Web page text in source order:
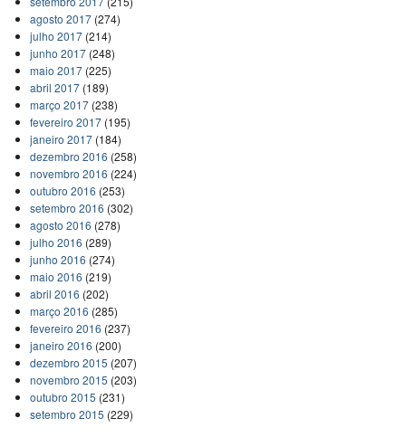
agosto 2017(274)
julho 2017(214)
junho 2017(248)
maio 2017(225)
abril 2017(189)
março 2017(238)
fevereiro 2017(195)
janeiro 2017(184)
dezembro 2016 (258)
novembro 2016 (224)
outubro 2016 (253)
setembro 2016 (302)
agosto 2016 (278)
julho 2016 (289)
junho 2016 (274)
maio 2016 (219)
abril 2016 (202)
março 2016 (285)
fevereiro 2016 (237)
janeiro 2016 (200)
dezembro 2015 (207)
novembro 2015 (203)
outubro 2015 (231)
setembro 2015 (229)